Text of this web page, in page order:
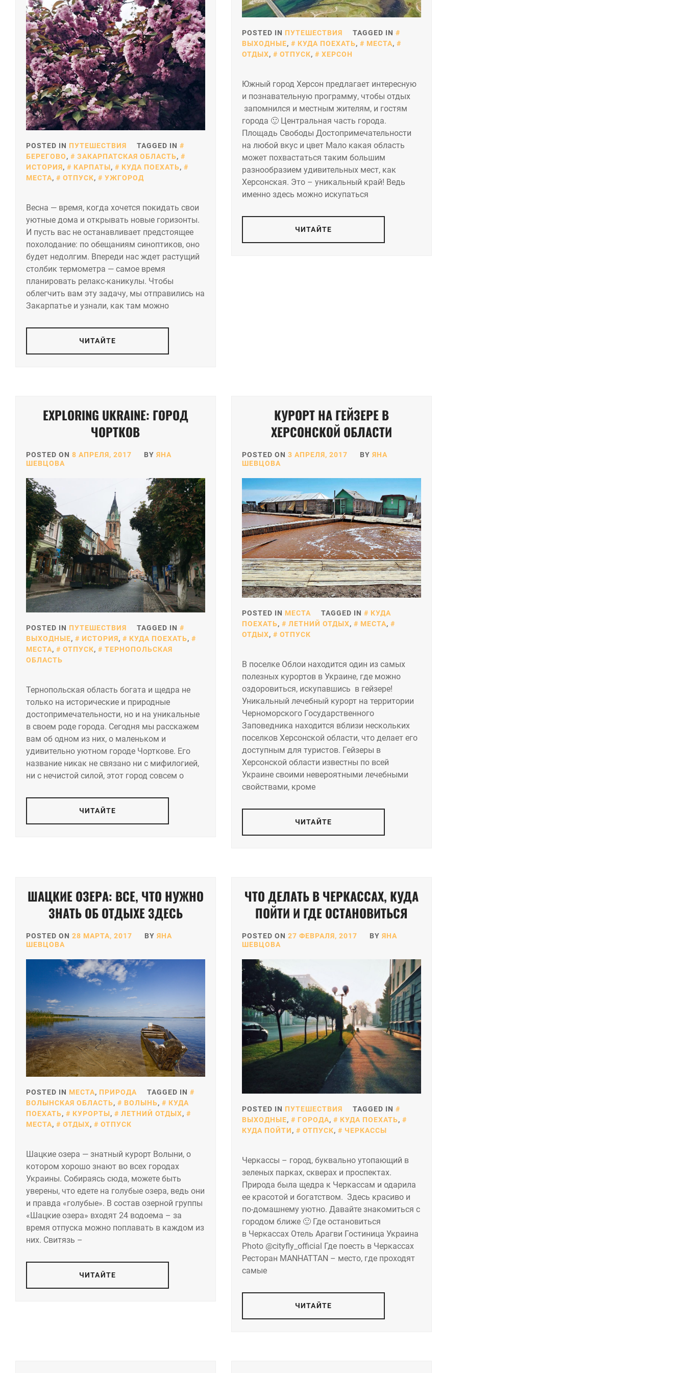
POSTED IN ПУТЕШЕСТВИЯ
TAGGED IN
БЕРЕГОВО, ЗАКАРПАТСКАЯ ОБЛАСТЬ,
ИСТОРИЯ, КАРПАТЫ, КУДА ПОЕХАТЬ,
МЕСТА, ОТПУСК, УЖГОРОД
Весна — время, когда хочется покидать свои
уютные дома и открывать новые горизонты.
И пусть вас не останавливает предстоящее
похолодание: по обещаниям синоптиков, оно
будет недолгим. Впереди нас ждет растущий
столбик термометра — самое время
планировать релакс-каникулы. Чтобы
облегчить вам эту задачу, мы отправились на
Закарпатье и узнали, как там можно
ЧИТАЙТЕ
POSTED IN ПУТЕШЕСТВИЯ
TAGGED IN
ВЫХОДНЫЕ, КУДА ПОЕХАТЬ, МЕСТА,
ОТДЫХ, ОТПУСК, ХЕРСОН
Южный город Херсон предлагает интересную
и познавательную программу, чтобы отдых
запомнился и местным жителям, и гостям
города 🙂 Центральная часть города.
Площадь Свободы Достопримечательности
на любой вкус и цвет Мало какая область
может похвастаться таким большим
разнообразием удивительных мест, как
Херсонская. Это – уникальный край! Ведь
именно здесь можно искупаться
ЧИТАЙТЕ
EXPLORING UKRAINE: ГОРОД
ЧОРТКОВ
POSTED ON 8 АПРЕЛЯ, 2017 BY ЯНА
ШЕВЦОВА
POSTED IN ПУТЕШЕСТВИЯ
TAGGED IN
ВЫХОДНЫЕ, ИСТОРИЯ, КУДА ПОЕХАТЬ,
МЕСТА, ОТПУСК,
ТЕРНОПОЛЬСКАЯ
ОБЛАСТЬ
Тернопольская область богата и щедра не
только на исторические и природные
достопримечательности, но и на уникальные
в своем роде города. Сегодня мы расскажем
вам об одном из них, о маленьком и
удивительно уютном городе Чорткове. Его
название никак не связано ни с мифилогией,
ни с нечистой силой, этот город совсем о
ЧИТАЙТЕ
КУРОРТ НА ГЕЙЗЕРЕ В
ХЕРСОНСКОЙ ОБЛАСТИ
POSTED ON 3 АПРЕЛЯ, 2017 BY ЯНА
ШЕВЦОВА
POSTED IN МЕСТА TAGGED IN
КУДА
ПОЕХАТЬ, ЛЕТНИЙ ОТДЫХ, МЕСТА,
ОТДЫХ, ОТПУСК
В поселке Облои находится один из самых
полезных курортов в Украине, где можно
оздоровиться, искупавшись в гейзере!
Уникальный лечебный курорт на территории
Черноморского Государственного
Заповедника находится вблизи нескольких
поселков Херсонской области, что делает его
доступным для туристов. Гейзеры в
Херсонской области известны по всей
Украине своими невероятными лечебными
свойствами, кроме
ЧИТАЙТЕ
ШАЦКИЕ ОЗЕРА: ВСЕ, ЧТО НУЖНО
ЗНАТЬ ОБ ОТДЫХЕ ЗДЕСЬ
POSTED ON 28 МАРТА, 2017 BY ЯНА
ШЕВЦОВА
POSTED IN МЕСТА, ПРИРОДА
TAGGED IN
ВОЛЫНСКАЯ ОБЛАСТЬ, ВОЛЫНЬ,
КУДА
ПОЕХАТЬ, КУРОРТЫ, ЛЕТНИЙ ОТДЫХ,
МЕСТА, ОТДЫХ, ОТПУСК
Шацкие озера — знатный курорт Волыни, о
котором хорошо знают во всех городах
Украины. Собираясь сюда, можете быть
уверены, что едете на голубые озера, ведь они
и правда «голубые». В состав озерной группы
«Шацкие озера» входят 24 водоема – за
время отпуска можно поплавать в каждом из
них. Свитязь –
ЧИТАЙТЕ
ЧТО ДЕЛАТЬ В ЧЕРКАССАХ, КУДА
ПОЙТИ И ГДЕ ОСТАНОВИТЬСЯ
POSTED ON 27 ФЕВРАЛЯ, 2017 BY ЯНА
ШЕВЦОВА
POSTED IN ПУТЕШЕСТВИЯ
TAGGED IN
ВЫХОДНЫЕ, ГОРОДА, КУДА ПОЕХАТЬ,
КУДА ПОЙТИ, ОТПУСК, ЧЕРКАССЫ
Черкассы – город, буквально утопающий в
зеленых парках, скверах и проспектах.
Природа была щедра к Черкассам и одарила
ее красотой и богатством. Здесь красиво и
по-домашнему уютно. Давайте знакомиться с
городом ближе 🙂 Где остановиться
в Черкассах Отель Арагви Гостиница Украина
Photo @cityfly_official Где поесть в Черкассах
Ресторан MANHATTAN – место, где проходят
самые
ЧИТАЙТЕ